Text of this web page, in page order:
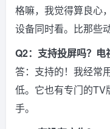
格嘛，我觉得算良心
设备同时看。比那些
Q2：支持投屏吗？电
答：支持的！我经常
低。它也有专门的
手。